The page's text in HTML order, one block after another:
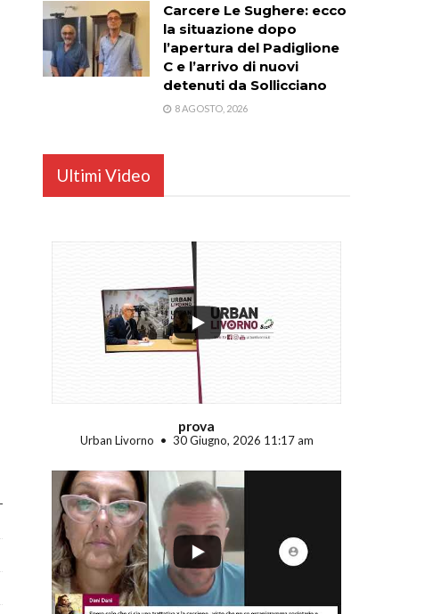
Carcere Le Sughere: ecco
la situazione dopo
l’apertura del Padiglione
C e l’arrivo di nuovi
detenuti da Sollicciano
8 AGOSTO, 2026
Ultimi Video
...
prova
Urban Livorno 30 Giugno, 2026 11:17 am
...